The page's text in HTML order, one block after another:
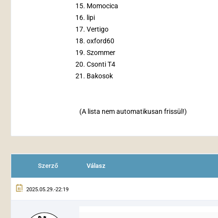
Momocica
lipi
Vertigo
oxford60
Szommer
Csonti T4
Bakosok
(A lista nem automatikusan frissül!)
Szerző Válasz
2025.05.29.-22:19